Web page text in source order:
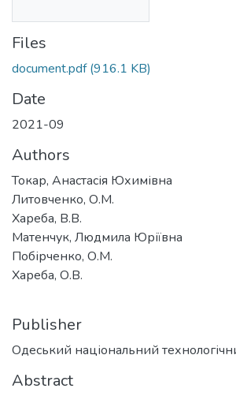
Files
document.pdf (916.1 KB)
Date
2021-09
Authors
Токар, Анастасія Юхимівна
Литовченко, О.М.
Хареба, В.В.
Матенчук, Людмила Юріївна
Побірченко, О.М.
Хареба, О.В.
Publisher
Одеський національний
Abstract